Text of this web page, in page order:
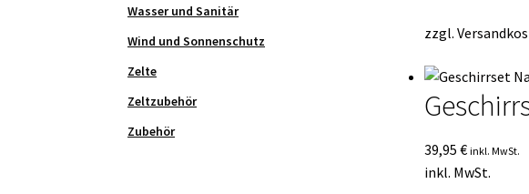
zzgl.
39,95 € inkl. MwSt.
inkl. MwSt.
Wasser und Sanitär
Wind und Sonnenschutz
Zelte
Zeltzubehör
Zubehör